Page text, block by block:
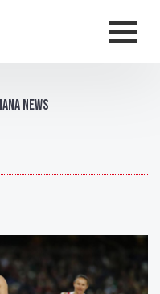
news